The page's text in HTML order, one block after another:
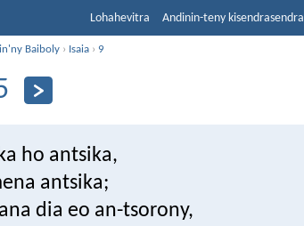
Lohahevitra Andinin-teny kisendrasendra
Baiboly › Isaia › 9
ho antsika,
antsika;
dia eo an-tsorony,